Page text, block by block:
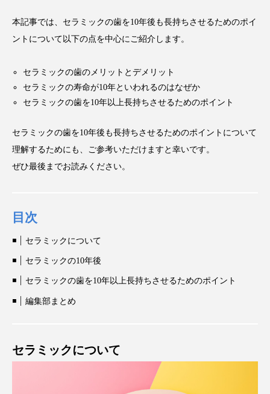
本記事では、セラミックの歯を10年後も長持ちさせるためのポイ
ントについて以下の点を中心にご紹介します。
セラミックの歯のメリットとデメリット
セラミックの寿命が10年といわれるのはなぜか
セラミックの歯を10年以上長持ちさせるためのポイント
セラミックの歯を10年後も長持ちさせるためのポイントについて
理解するためにも、ご参考いただけますと幸いです。
ぜひ最後までお読みください。
目次
セラミックについて
セラミックの10年後
セラミックの歯を10年以上長持ちさせるためのポイント
編集部まとめ
セラミックについて